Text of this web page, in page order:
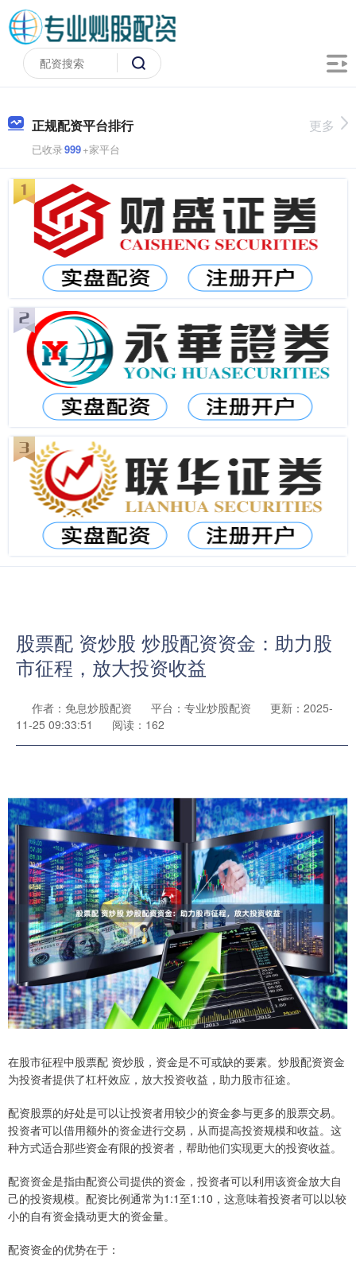
正规配资平台排行
已收录999+家平台
更多
股票配 资炒股 炒股配资资金：助力股
市征程，放大投资收益
作者：免息炒股配资 平台：专业炒股配资
更新：2025-
11-25 09:33:51
阅读：162
在股市征程中股票配 资炒股，资金是不可或缺的要素。炒股配资资金
为投资者提供了杠杆效应，放大投资收益，助力股市征途。
配资股票的好处是可以让投资者用较少的资金参与更多的股票交易。
投资者可以借用额外的资金进行交易，从而提高投资规模和收益。这
种方式适合那些资金有限的投资者，帮助他们实现更大的投资收益。
配资资金是指由配资公司提供的资金，投资者可以利用该资金放大自
己的投资规模。配资比例通常为1:1至1:10，这意味着投资者可以以较
小的自有资金撬动更大的资金量。
配资资金的优势在于：